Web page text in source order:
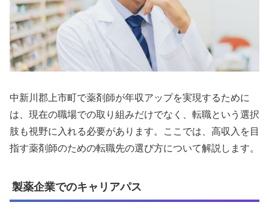
中新川郡上市町で薬剤師が年収アップを実現するために
は、現在の職場での取り組みだけでなく、転職という選択
肢も視野に入れる必要があります。ここでは、高収入を目
指す薬剤師のための転職先の選び方について解説します。
製薬企業でのキャリアパス